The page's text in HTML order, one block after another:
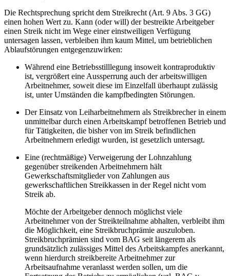
Die Rechtsprechung spricht dem Streikrecht (Art. 9 Abs. 3 GG)
einen hohen Wert zu. Kann (oder will) der bestreikte Arbeitgeber
einen Streik nicht im Wege einer einstweiligen Verfügung
untersagen lassen, verbleiben ihm kaum Mittel, um betrieblichen
Ablaufstörungen entgegenzuwirken:
Während eine Betriebsstilllegung insoweit kontraproduktiv
ist, vergrößert eine Aussperrung auch der arbeitswilligen
Arbeitnehmer, soweit diese im Einzelfall überhaupt zulässig
ist, unter Umständen die kampfbedingten Störungen.
Der Einsatz von Leiharbeitnehmern als Streikbrecher in einem
unmittelbar durch einen Arbeitskampf betroffenen Betrieb und
für Tätigkeiten, die bisher von im Streik befindlichen
Arbeitnehmern erledigt wurden, ist gesetzlich untersagt.
Eine (rechtmäßige) Verweigerung der Lohnzahlung
gegenüber streikenden Arbeitnehmern hält
Gewerkschaftsmitglieder von Zahlungen aus
gewerkschaftlichen Streikkassen in der Regel nicht vom
Streik ab.
Möchte der Arbeitgeber dennoch möglichst viele
Arbeitnehmer von der Streikteilnahme abhalten, verbleibt ihm
die Möglichkeit, eine Streikbruchprämie auszuloben.
Streikbruchprämien sind vom BAG seit längerem als
grundsätzlich zulässiges Mittel des Arbeitskampfes anerkannt,
wenn hierdurch streikbereite Arbeitnehmer zur
Arbeitsaufnahme veranlasst werden sollen, um die